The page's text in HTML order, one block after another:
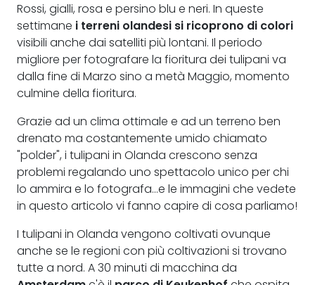
Rossi, gialli, rosa e persino blu e neri. In queste
settimane i terreni olandesi si ricoprono di colori
visibili anche dai satelliti più lontani. Il periodo
migliore per fotografare la fioritura dei tulipani va
dalla fine di Marzo sino a metà Maggio, momento
culmine della fioritura.
Grazie ad un clima ottimale e ad un terreno ben
drenato ma costantemente umido chiamato
"polder", i tulipani in Olanda crescono senza
problemi regalando uno spettacolo unico per chi
lo ammira e lo fotografa...e le immagini che vedete
in questo articolo vi fanno capire di cosa parliamo!
I tulipani in Olanda vengono coltivati ovunque
anche se le regioni con più coltivazioni si trovano
tutte a nord. A 30 minuti di macchina da